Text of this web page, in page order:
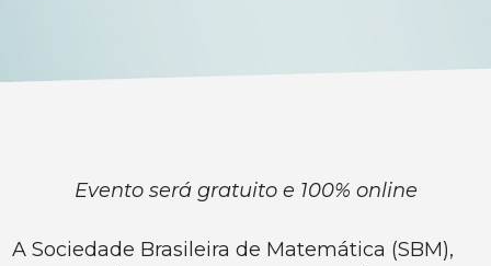
Evento será gratuito e 100% online
A Sociedade Brasileira de Matemática (SBM),